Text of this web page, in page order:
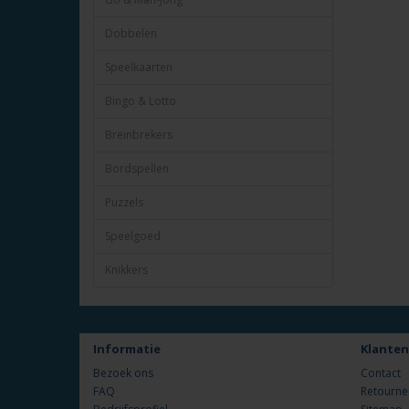
Dobbelen
Speelkaarten
Bingo & Lotto
Breinbrekers
Bordspellen
Puzzels
Speelgoed
Knikkers
Informatie
Bezoek ons
FAQ
Contact